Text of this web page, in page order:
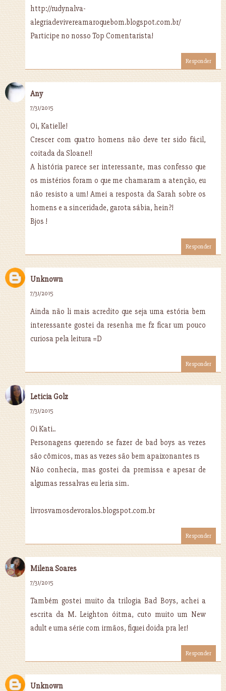
http://rudynalva-
alegriadevivereamaroquebom.blogspot.com.br/
Participe no nosso Top Comentarista!
Responder
Any
7/31/2015
Oi, Katielle!
Crescer com quatro homens não deve ter sido fácil,
coitada da Sloane!!
A história parece ser interessante, mas confesso que
os mistérios foram o que me chamaram a atenção, eu
não resisto a um! Amei a resposta da Sarah sobre os
homens e a sinceridade, garota sábia, hein?!
Bjos !
Responder
Unknown
7/31/2015
Ainda não li mais acredito que seja uma estória bem
interessante gostei da resenha me fz ficar um pouco
curiosa pela leitura =D
Responder
Leticia Golz
7/31/2015
Oi Kati..
Personagens querendo se fazer de bad boys as vezes
são cômicos, mas as vezes são bem apaixonantes rs
Não conhecia, mas gostei da premissa e apesar de
algumas ressalvas eu leria sim.
livrosvamosdevoralos.blogspot.com.br
Responder
Milena Soares
7/31/2015
Também gostei muito da trilogia Bad Boys, achei a
escrita da M. Leighton óitma, cuto muito um New
adult e uma série com irmãos, fiquei doida pra ler!
Responder
Unknown